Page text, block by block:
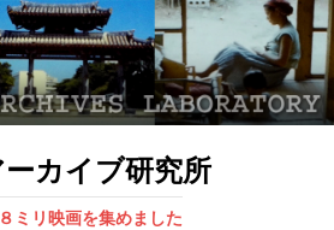
カイブ研究所
ミリ映画を集めました